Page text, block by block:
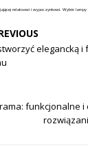
relaksowi i wypoczynkowi. Wybór
elegancką
funkcjonalne i